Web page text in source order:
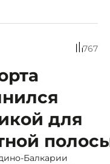
767
для
Балкарии